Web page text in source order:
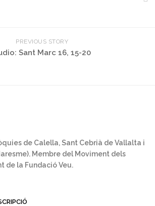
PREVIOUS STORY
Sant Marc 16, 15-20
de Calella, Sant Cebrià de Vallalta i
Membre del Moviment dels
de la Fundació Veu.